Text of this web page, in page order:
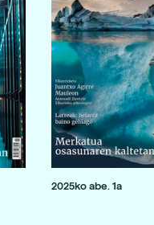
2025ko abe. 1a